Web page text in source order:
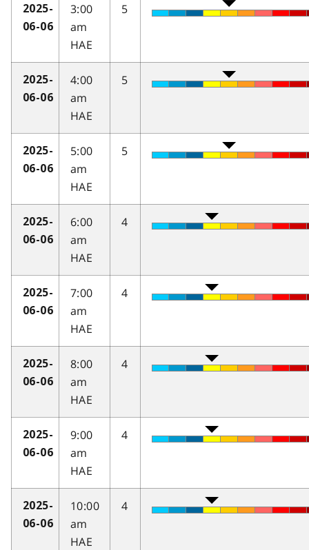
2025-
06-06
3:00
am
HAE
5
2025-
06-06
4:00
am
HAE
5
2025-
06-06
5:00
am
HAE
5
2025-
06-06
6:00
am
HAE
4
2025-
06-06
7:00
am
HAE
4
2025-
06-06
8:00
am
HAE
4
2025-
06-06
9:00
am
HAE
4
2025-
06-06
10:00
am
HAE
4